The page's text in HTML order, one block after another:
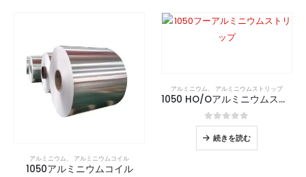
アルミニウム、 アルミニウムコイル
1050アルミニウムコイル
アルミニウム、 アルミニウムストリップ
1050 HO/Oアルミニウムストリップ
05つのうち
続きを読む